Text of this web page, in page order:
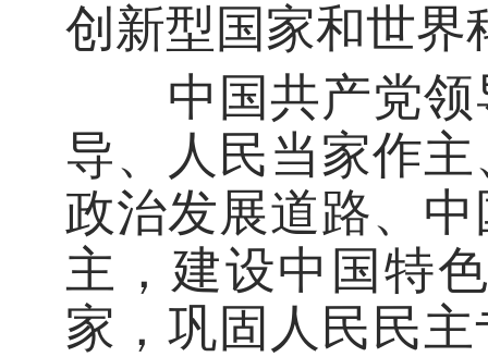
创新型国家和世界
中国共产党领
导、人民当家作
政治发展道路、
主，建设中国特
家，巩固人民民